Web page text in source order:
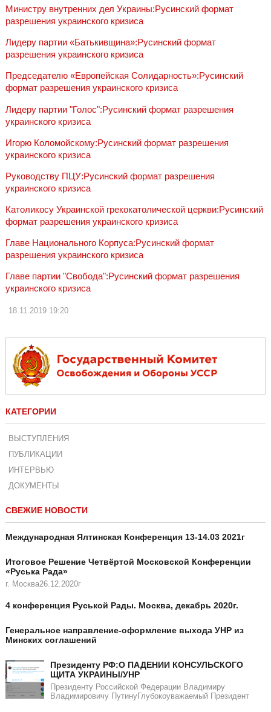
Министру внутренних дел Украины:Русинский формат
разрешения украинского кризиса
Лидеру партии «Батькивщина»:Русинский формат
разрешения украинского кризиса
Председателю «Европейская Солидарность»:Русинский
формат разрешения украинского кризиса
Лидеру партии "Голос":Русинский формат разрешения
украинского кризиса
Игорю Коломойскому:Русинский формат разрешения
украинского кризиса
Руководству ПЦУ:Русинский формат разрешения
украинского кризиса
Католикосу Украинской грекокатолической церкви:Русинский
формат разрешения украинского кризиса
Главе Национального Корпуса:Русинский формат
разрешения украинского кризиса
Главе партии "Свобода":Русинский формат разрешения
украинского кризиса
18.11.2019 19:20
КАТЕГОРИИ
ВЫСТУПЛЕНИЯ
ПУБЛИКАЦИИ
ИНТЕРВЬЮ
ДОКУМЕНТЫ
СВЕЖИЕ НОВОСТИ
Международная Ялтинская Конференция 13-14.03 2021г
Итоговое Решение Четвёртой Московской Конференции
«Руська Рада»
г. Москва26.12.2020г
4 конференция Руськой Рады. Москва, декабрь 2020г.
Генеральное направление-оформление выхода УНР из
Минских соглашений
Президенту РФ:О ПАДЕНИИ КОНСУЛЬСКОГО
ЩИТА УКРАИНЫ/УНР​​
Президенту Российской Федерации Владимиру
Владимировичу ПутинуГлубокоуважаемый Президент